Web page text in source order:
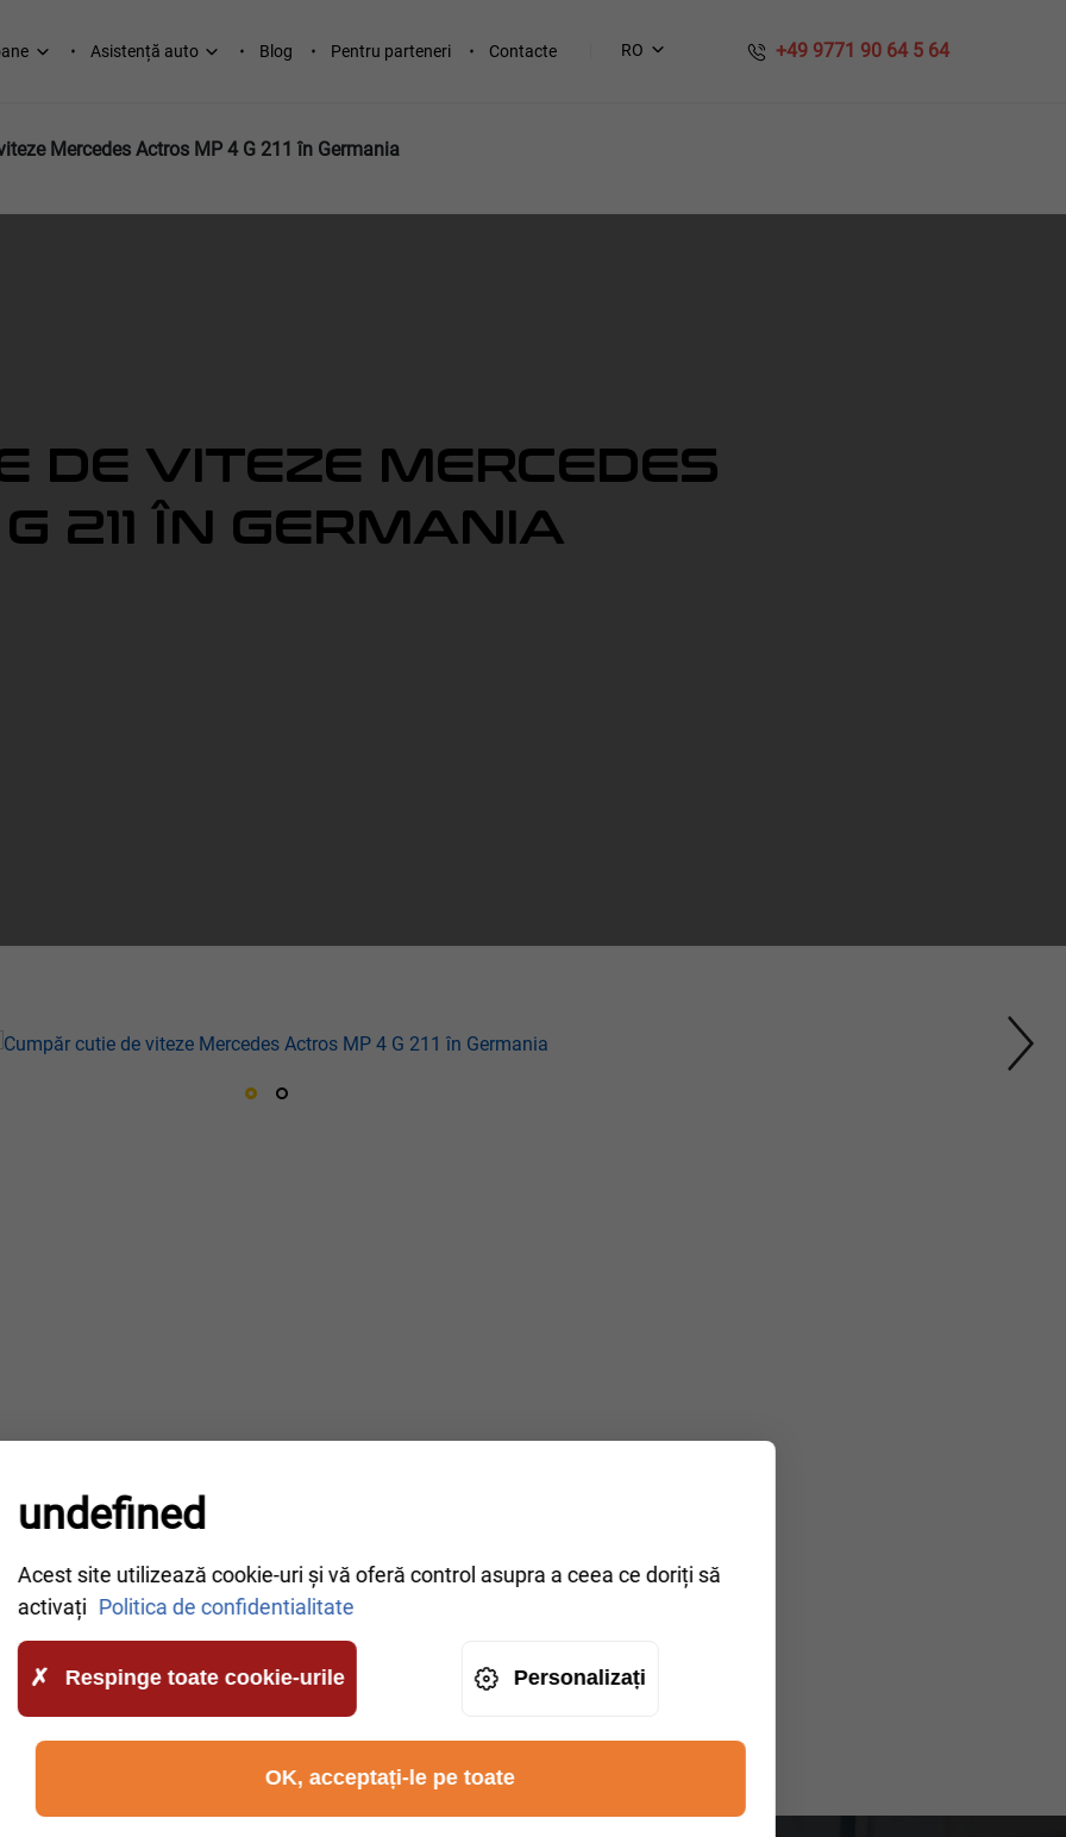
Asistență auto Blog Pentru parteneri Contacte RO ​​ +49 9771 90 64 5 64
Mercedes Actros MP 4 G 211 în Germania
DE VITEZE MERCEDES
211 ÎN GERMANIA
Este posibilă instalarea pe mașină.
Scania, Volvo, Iveco
undefined
Acest site utilizează cookie-uri și vă oferă control asupra a ceea ce doriți să
activați Politica de confidentialitate
Respinge toate cookie-urile Personalizați
OK, acceptați-le pe toate